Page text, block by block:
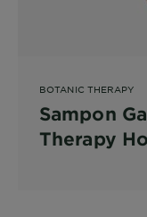
BOTANIC THERAPY
Sampon
Therapy